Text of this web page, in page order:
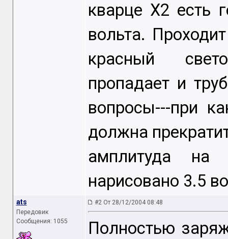
кварце Х2 есть
вольта.
красный
пропадает и
вопросы---при
должна
амплитуда
нарисовано 3.5
ats
Передовик
Сообщения: 1055
#2 От 28/12/2004 08:48
Полностью